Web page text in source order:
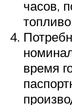
часов,
время